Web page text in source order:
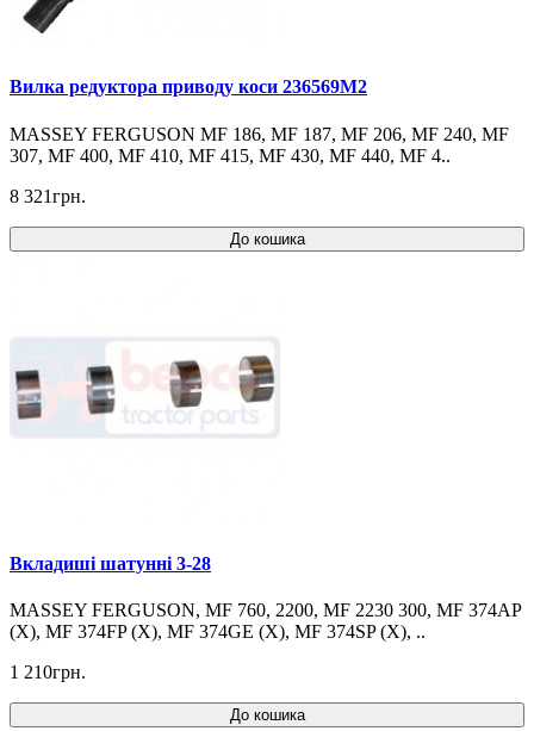
Вилка редуктора приводу коси 236569M2
MASSEY FERGUSON MF 186, MF 187, MF 206, MF 240, MF
307, MF 400, MF 410, MF 415, MF 430, MF 440, MF 4..
8 321грн.
До кошика
Вкладиші шатунні 3-28
MASSEY FERGUSON, MF 760, 2200, MF 2230 300, MF 374AP
(X), MF 374FP (X), MF 374GE (X), MF 374SP (X), ..
1 210грн.
До кошика